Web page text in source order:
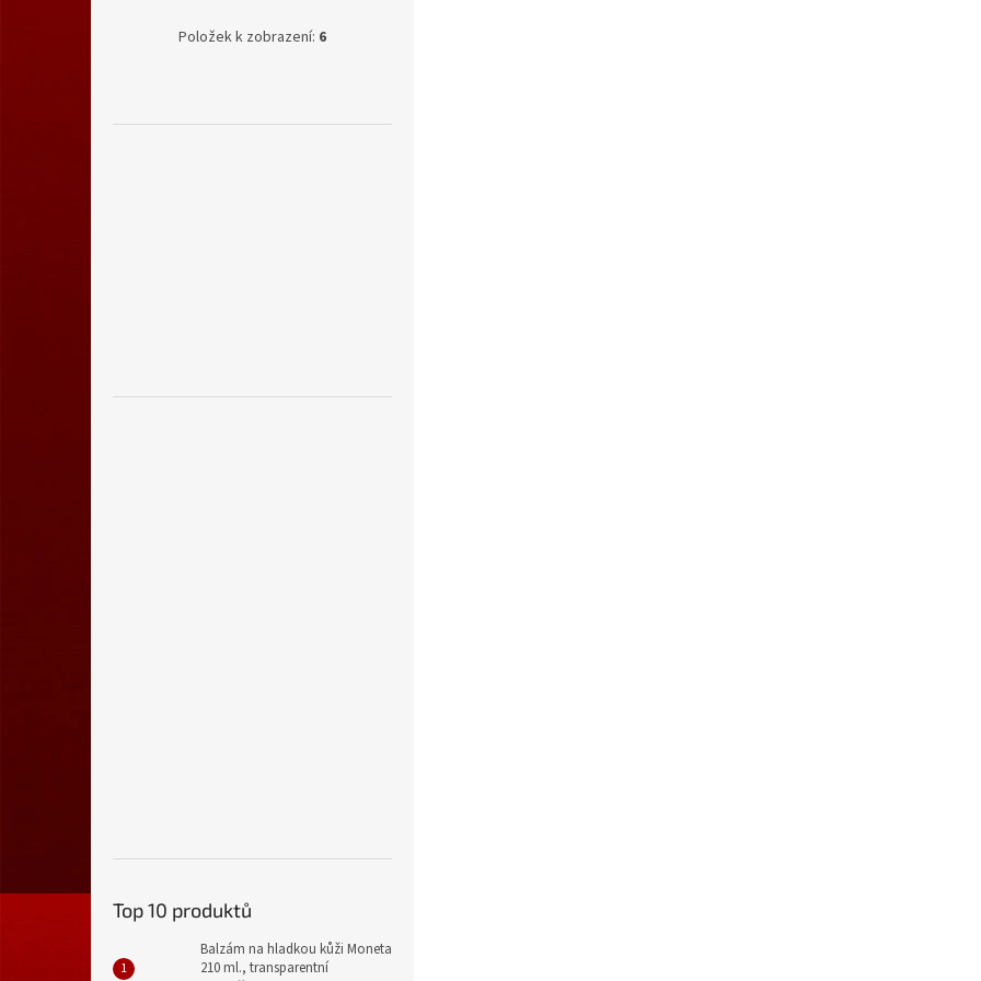
Položek k zobrazení: 6
Top 10 produktů
Balzám na hladkou kůži Moneta
210 ml., transparentní